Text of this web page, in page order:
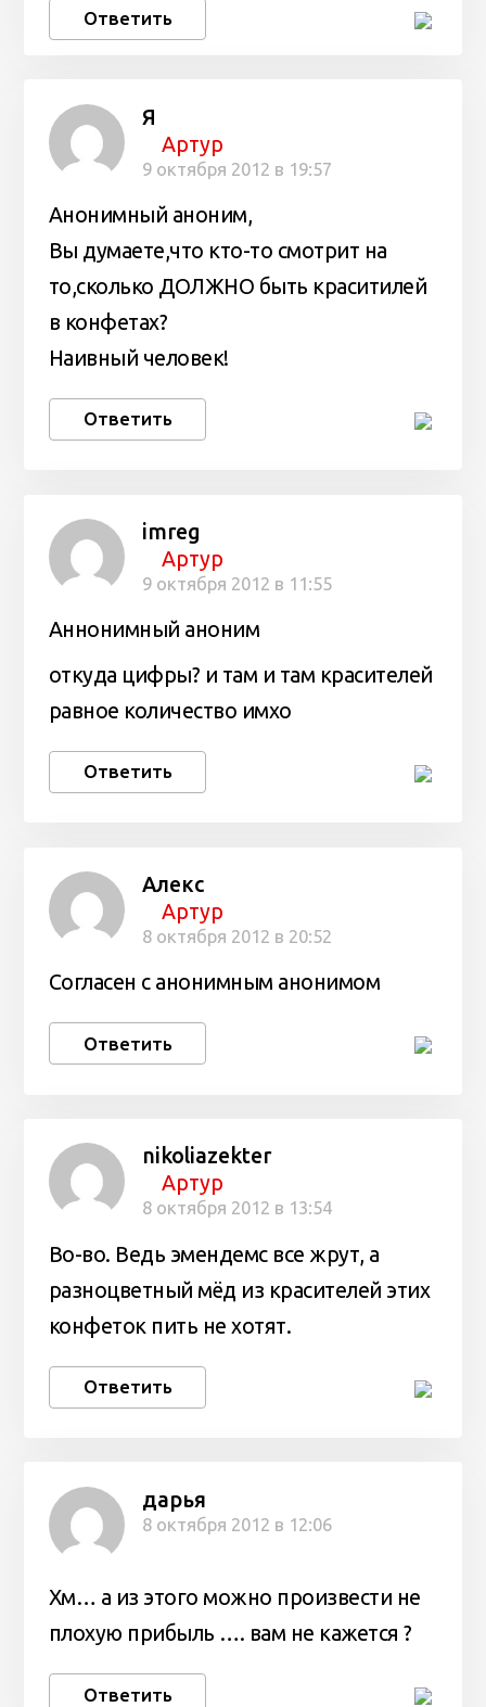
Ответить
Я
Артур
9 октября 2012 в 19:57
Анонимный аноним,
Вы думаете,что кто-то смотрит на
то,сколько ДОЛЖНО быть краситилей
в конфетах?
Наивный человек!
Ответить
imreg
Артур
9 октября 2012 в 11:55
Аннонимный аноним
откуда цифры? и там и там красителей
равное количество имхо
Ответить
Алекс
Артур
8 октября 2012 в 20:52
Согласен с анонимным анонимом
Ответить
nikoliazekter
Артур
8 октября 2012 в 13:54
Во-во. Ведь эмендемс все жрут, а
разноцветный мёд из красителей этих
конфеток пить не хотят.
Ответить
дарья
8 октября 2012 в 12:06
Хм… а из этого можно произвести не
плохую прибыль …. вам не кажется ?
Ответить